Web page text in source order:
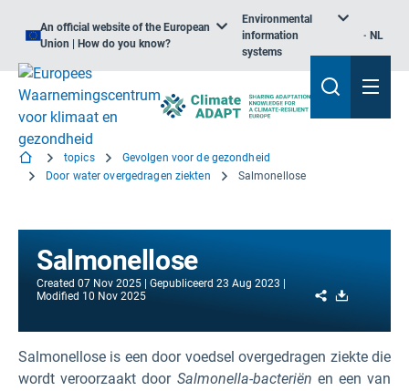
An official website of the European
Union | How do you know?
Environmental
information
systems
NL
topics
Gevolgen voor de gezondheid
Door water overgedragen ziekten
Salmonellose
Salmonellose
Created 07 Nov 2025 Gepubliceerd 23 Aug 2023
Modified 10 Nov 2025 Share
Salmonellose is een door voedsel overgedragen ziekte die
wordt veroorzaakt door Salmonella-bacteriën en een van